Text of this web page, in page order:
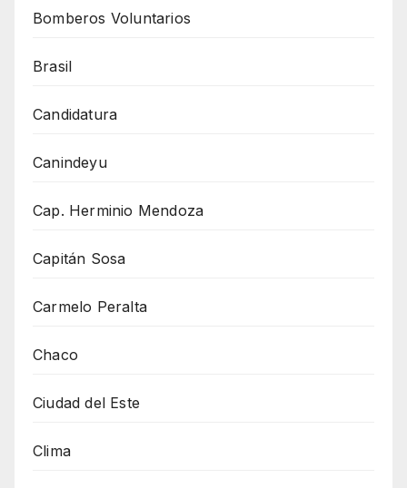
Bomberos Voluntarios
Brasil
Candidatura
Canindeyu
Cap. Herminio Mendoza
Capitán Sosa
Carmelo Peralta
Chaco
Ciudad del Este
Clima